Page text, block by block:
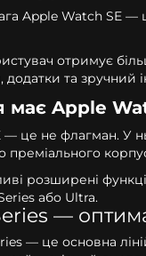
Apple Watch SE —
отримує
та зручний
має Apple
— це не флагман. У
преміального
розширені
або Ultra.
—
— це основна